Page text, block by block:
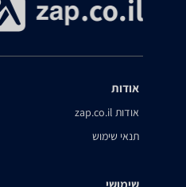
אודות
אודות zap.co.il
תנאי שימוש